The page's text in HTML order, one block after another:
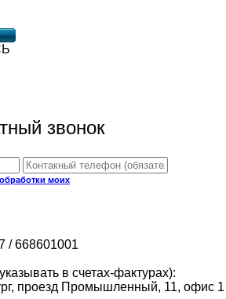
звонок
моих
/ 668601001
в счетах-фактурах):
проезд Промышленный, 11, офис 1